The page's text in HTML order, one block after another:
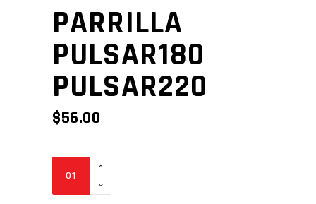
PARRILLA
PULSAR180
PULSAR220
$56.00
PARRILLA
PULSAR180